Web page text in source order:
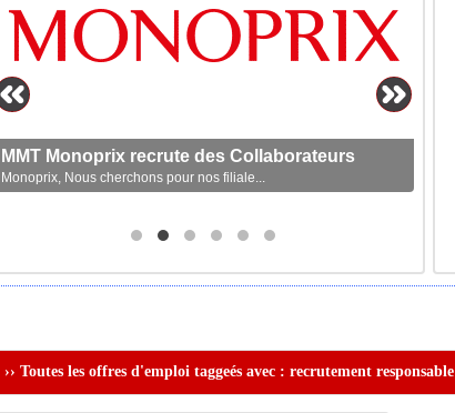
MMT Monoprix recrute des Collaborateurs
Monoprix, Nous cherchons pour nos filiale...
›› Toutes les offres d'emploi taggeés avec : recrutement